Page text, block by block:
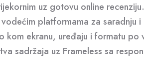
uz gotovu online recenziju.
platformama za saradnju
ekranu, uređaju i formatu po
sadržaja uz Frameless sa